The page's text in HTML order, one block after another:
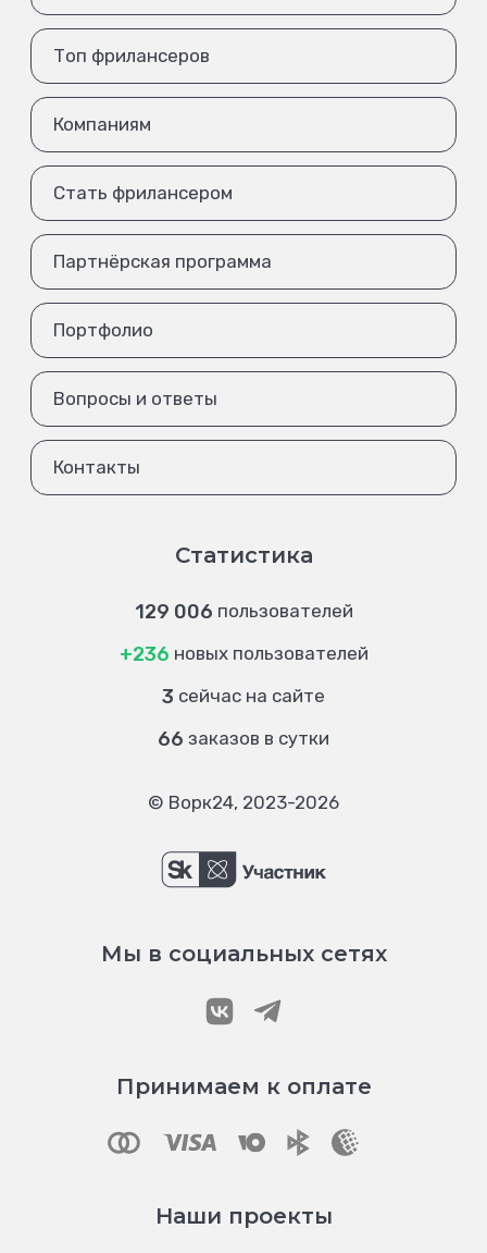
Топ фрилансеров
Компаниям
Стать фрилансером
Партнёрская программа
Портфолио
Вопросы и ответы
Контакты
Статистика
129 006 пользователей
+236 новых пользователей
3 сейчас на сайте
66 заказов в сутки
© Ворк24, 2023-2026
Мы в социальных сетях
Принимаем к оплате
Наши проекты